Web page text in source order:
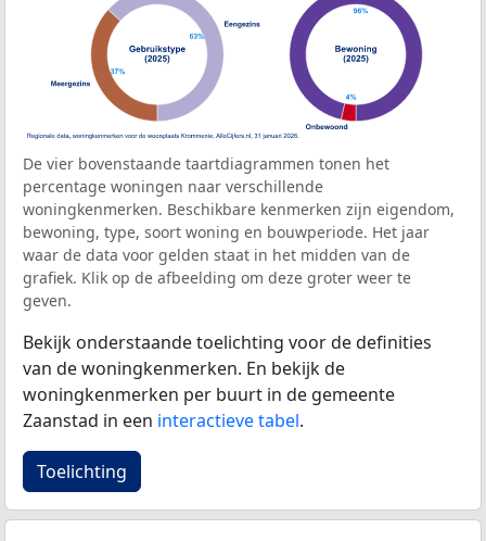
De vier bovenstaande taartdiagrammen tonen het
percentage woningen naar verschillende
woningkenmerken. Beschikbare kenmerken zijn eigendom,
bewoning, type, soort woning en bouwperiode. Het jaar
waar de data voor gelden staat in het midden van de
grafiek. Klik op de afbeelding om deze groter weer te
geven.
Bekijk onderstaande toelichting voor de definities
van de woningkenmerken. En bekijk de
woningkenmerken per buurt in de gemeente
Zaanstad in een interactieve tabel.
Toelichting